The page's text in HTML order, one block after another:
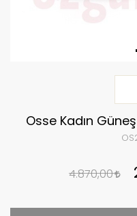
Osse Kadın
4.870,00